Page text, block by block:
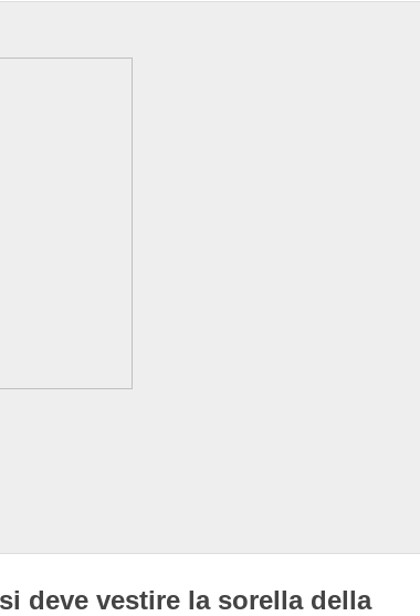
deve vestire la sorella della